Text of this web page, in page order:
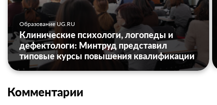
Образование UG.RU
Клинические психологи, логопеды и
дефектологи: Минтруд представил
типовые курсы повышения квалификации
Комментарии